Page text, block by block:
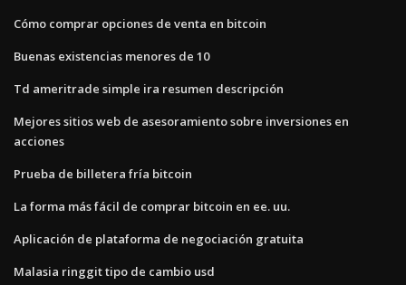
Cómo comprar opciones de venta en bitcoin
Buenas existencias menores de 10
Td ameritrade simple ira resumen descripción
Mejores sitios web de asesoramiento sobre inversiones en
acciones
Prueba de billetera fría bitcoin
La forma más fácil de comprar bitcoin en ee. uu.
Aplicación de plataforma de negociación gratuita
Malasia ringgit tipo de cambio usd